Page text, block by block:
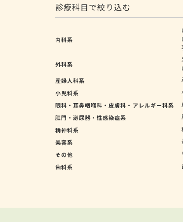
診療科目で絞り込む
内科系
外科系
産婦人科系
小児科系
眼科・耳鼻咽喉科・皮膚科・アレルギー科系
肛門・泌尿器・性感染症系
精神科系
美容系
その他
歯科系